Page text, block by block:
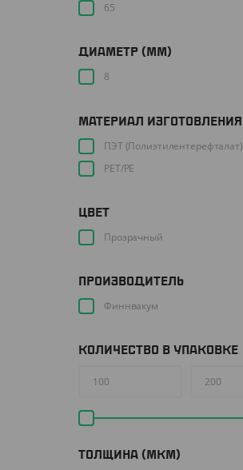
65
ДИАМЕТР (ММ)
8
МАТЕРИАЛ ИЗГОТОВЛЕНИЯ
ПЭТ (Полиэтилентерефталат)
РЕТ/РЕ
ЦВЕТ
Прозрачный
ПРОИЗВОДИТЕЛЬ
Финнвакум
КОЛИЧЕСТВО В УПАКОВКЕ
ТОЛЩИНА (МКМ)